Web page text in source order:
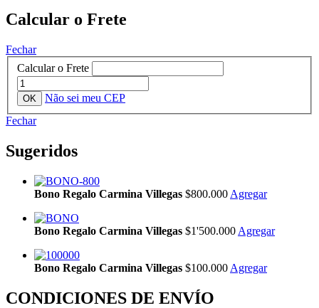
Calcular o Frete
Fechar
Calcular o Frete
Não sei meu CEP
Fechar
Sugeridos
Bono Regalo Carmina Villegas $800.000 Agregar
Bono Regalo Carmina Villegas $1'500.000 Agregar
Bono Regalo Carmina Villegas $100.000 Agregar
CONDICIONES DE ENVÍO